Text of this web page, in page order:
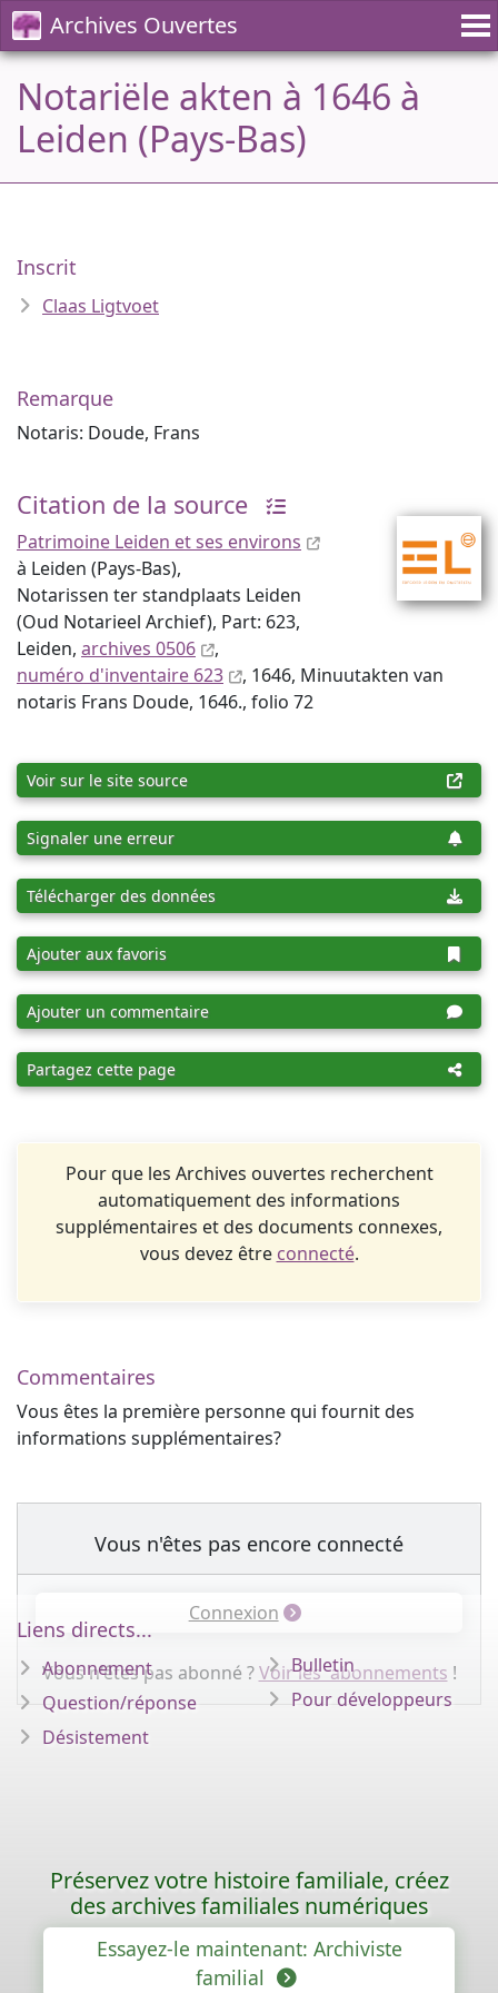
Archives Ouvertes
Notariële akten à 1646 à
Leiden (Pays-Bas)
Inscrit
Claas Ligtvoet
Remarque
Notaris: Doude, Frans
Citation de la source
Patrimoine Leiden et ses environs
à Leiden (Pays-Bas),
Notarissen ter standplaats Leiden
(Oud Notarieel Archief), Part: 623,
Leiden, archives 0506
,
numéro d'inventaire 623
, 1646, Minuutakten van
notaris Frans Doude, 1646., folio 72
Voir sur le site source
Signaler une erreur
Télécharger des données
Ajouter aux favoris
Ajouter un commentaire
Partagez cette page
Pour que les Archives ouvertes recherchent
automatiquement des informations
supplémentaires et des documents connexes,
vous devez être connecté.
Commentaires
Vous êtes la première personne qui fournit des
informations supplémentaires?
Vous n'êtes pas encore connecté
Connexion
Vous n'êtes pas abonné ?Voir les abonnements !
Liens directs...
Abonnement
Question/réponse
Désistement
Bulletin
Pour développeurs
Préservez votre histoire familiale, créez
des archives familiales numériques
Essayez-le maintenant: Archiviste
familial